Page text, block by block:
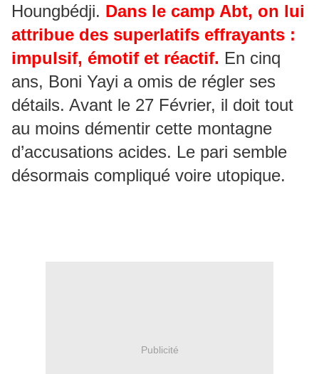
Houngbédji. Dans le camp Abt, on lui
attribue des superlatifs effrayants :
impulsif, émotif et réactif. En cinq
ans, Boni Yayi a omis de régler ses
détails. Avant le 27 Février, il doit tout
au moins démentir cette montagne
d’accusations acides. Le pari semble
désormais compliqué voire utopique.
Publicité